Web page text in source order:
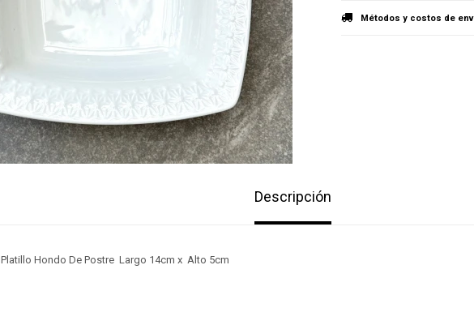
Métodos y costos de
Descripción
Platillo Hondo De Postre Largo 14cm x Alto 5cm